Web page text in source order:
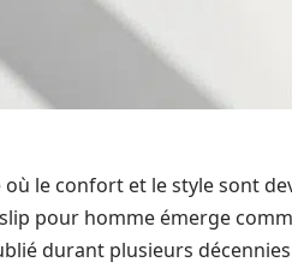
où le confort et le style sont
pour homme émerge
durant plusieurs